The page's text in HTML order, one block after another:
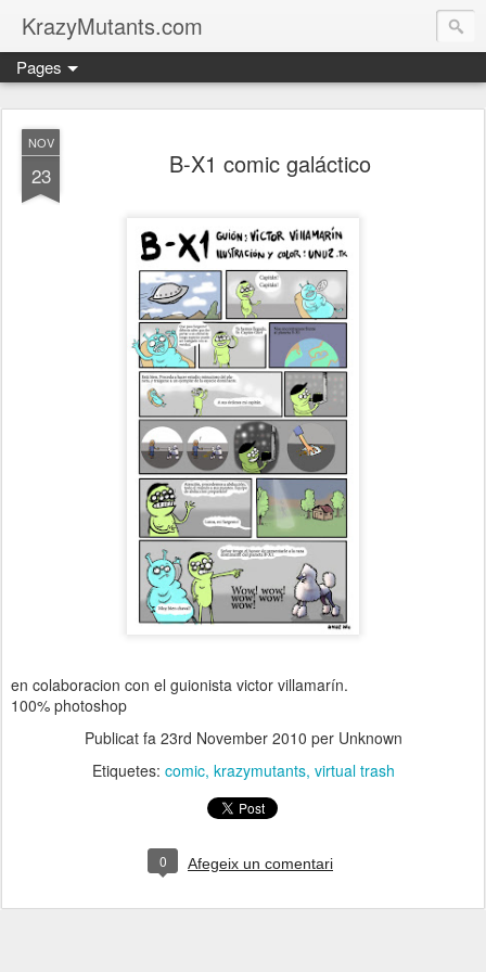
KrazyMutants.com
Pages
NOV
23 B-X1 comic galáctico
en colaboracion con el guionista victor villamarín.
100% photoshop
Publicat fa 23rd November 2010 per Unknown
Etiquetes: comic krazymutants virtual trash
0 Afegeix un comentari